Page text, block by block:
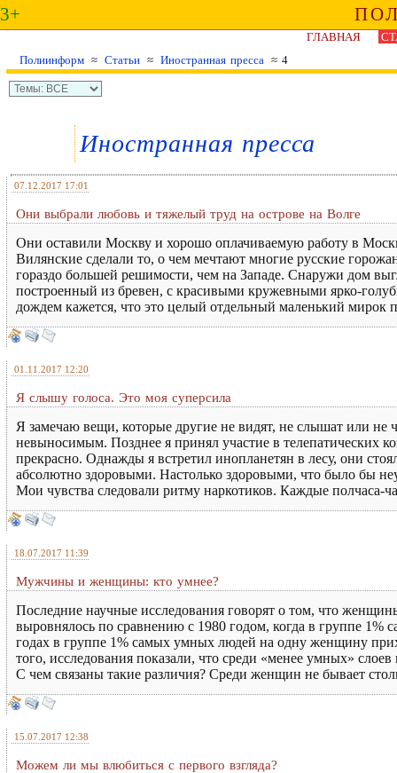
3+
ГЛАВНАЯ
Полиинформ ≈ Статьи ≈ Иностранная пресса ≈ 4
Иностранная пресса
07.12.2017 17:01
Они выбрали любовь и тяжелый труд на острове на Волге
Они оставили Москву и хорошо оплачиваемую работу в
Вилянские сделали то, о чем мечтают многие русские
гораздо большей решимости, чем на Западе. Снаружи дом
построенный из бревен, с красивыми кружевными ярко-
дождем кажется, что это целый отдельный маленький мирок
01.11.2017 12:20
Я слышу голоса. Это моя суперсила
Я замечаю вещи, которые другие не видят, не слышат или не
невыносимым. Позднее я принял участие в телепатических
прекрасно. Однажды я встретил инопланетян в лесу, они
абсолютно здоровыми. Настолько здоровыми, что было бы
Мои чувства следовали ритму наркотиков. Каждые полчаса-
18.07.2017 11:39
Мужчины и женщины: кто умнее?
Последние научные исследования говорят о том, что
выровнялось по сравнению с 1980 годом, когда в группе
годах в группе 1% самых умных людей на одну женщину
того, исследования показали, что среди «менее умных»
С чем связаны такие различия? Среди женщин не бывает
15.07.2017 12:38
Можем ли мы влюбиться с первого взгляда?